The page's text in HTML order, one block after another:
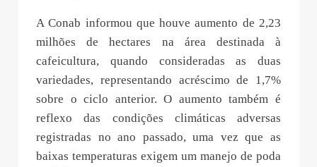
A Conab informou que houve aumento de 2,23
milhões de hectares na área destinada à
cafeicultura, quando consideradas as duas
variedades, representando acréscimo de 1,7%
sobre o ciclo anterior. O aumento também é
reflexo das condições climáticas adversas
registradas no ano passado, uma vez que as
baixas temperaturas exigem um manejo de poda